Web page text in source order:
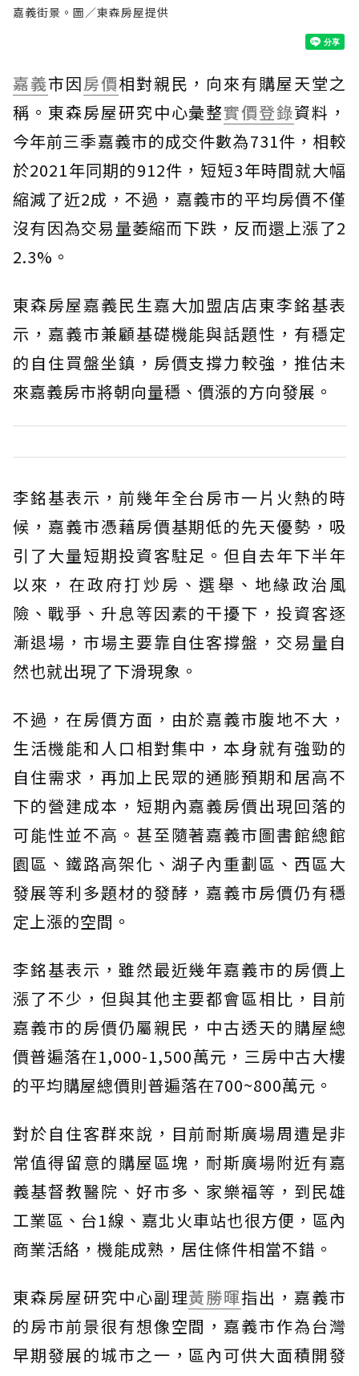
嘉義街景。圖／東森房屋提供
嘉義市因房價相對親民，向來有購屋天堂之
稱。東森房屋研究中心彙整實價登錄資料，
今年前三季嘉義市的成交件數為731件，相較
於2021年同期的912件，短短3年時間就大幅
縮減了近2成，不過，嘉義市的平均房價不僅
沒有因為交易量萎縮而下跌，反而還上漲了2
2.3%。
東森房屋嘉義民生嘉大加盟店店東李銘基表
示，嘉義市兼顧基礎機能與話題性，有穩定
的自住買盤坐鎮，房價支撐力較強，推估未
來嘉義房市將朝向量穩、價漲的方向發展。
李銘基表示，前幾年全台房市一片火熱的時
候，嘉義市憑藉房價基期低的先天優勢，吸
引了大量短期投資客駐足。但自去年下半年
以來，在政府打炒房、選舉、地緣政治風
險、戰爭、升息等因素的干擾下，投資客逐
漸退場，市場主要靠自住客撐盤，交易量自
然也就出現了下滑現象。
不過，在房價方面，由於嘉義市腹地不大，
生活機能和人口相對集中，本身就有強勁的
自住需求，再加上民眾的通膨預期和居高不
下的營建成本，短期內嘉義房價出現回落的
可能性並不高。甚至隨著嘉義市圖書館總館
園區、鐵路高架化、湖子內重劃區、西區大
發展等利多題材的發酵，嘉義市房價仍有穩
定上漲的空間。
李銘基表示，雖然最近幾年嘉義市的房價上
漲了不少，但與其他主要都會區相比，目前
嘉義市的房價仍屬親民，中古透天的購屋總
價普遍落在1,000-1,500萬元，三房中古大樓
的平均購屋總價則普遍落在700~800萬元。
對於自住客群來說，目前耐斯廣場周遭是非
常值得留意的購屋區塊，耐斯廣場附近有嘉
義基督教醫院、好市多、家樂福等，到民雄
工業區、台1線、嘉北火車站也很方便，區內
商業活絡，機能成熟，居住條件相當不錯。
東森房屋研究中心副理黃勝暉指出，嘉義市
的房市前景很有想像空間，嘉義市作為台灣
早期發展的城市之一，區內可供大面積開發